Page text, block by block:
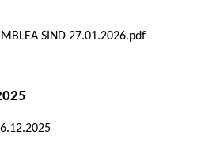
SIND 27.01.2026.pdf